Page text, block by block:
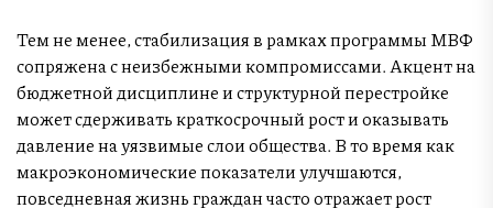
Тем не менее, стабилизация в рамках программы МВФ
сопряжена с неизбежными компромиссами. Акцент на
бюджетной дисциплине и структурной перестройке
может сдерживать краткосрочный рост и оказывать
давление на уязвимые слои общества. В то время как
макроэкономические показатели улучшаются,
повседневная жизнь граждан часто отражает рост